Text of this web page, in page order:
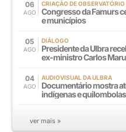
06
AGO
CRIAÇÃO DE OBSERVATÓRIO
Congresso da Famurs
e municípios
05
AGO
DIÁLOGO
Presidente da Ulbra
ex-ministro Carlos
04
AGO
AUDIOVISUAL DA ULBRA
Documentário mostra
indígenas e quilombolas
ver mais »